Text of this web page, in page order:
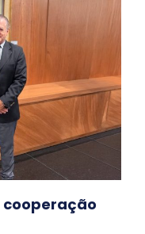
cooperação